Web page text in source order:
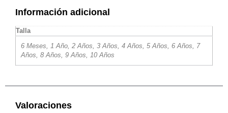
Información adicional
Talla
6 Meses, 1 Año, 2 Años, 3 Años, 4 Años, 5 Años, 6 Años, 7
Años, 8 Años, 9 Años, 10 Años
Valoraciones